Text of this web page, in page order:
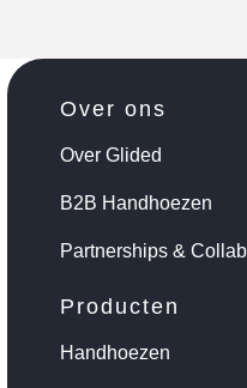
Over ons
Over Glided
B2B Handhoezen
Partnerships &
Producten
Handhoezen